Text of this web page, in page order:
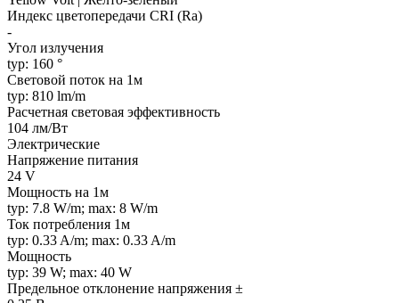
Индекс цветопередачи CRI (Ra)
-
Угол излучения
typ: 160 °
Световой поток на 1м
typ: 810 lm/m
Расчетная световая эффективность
104 лм/Вт
Электрические
Напряжение питания
24 V
Мощность на 1м
typ: 7.8 W/m; max: 8 W/m
Ток потребления 1м
typ: 0.33 A/m; max: 0.33 A/m
Мощность
typ: 39 W; max: 40 W
Предельное отклонение напряжения ±